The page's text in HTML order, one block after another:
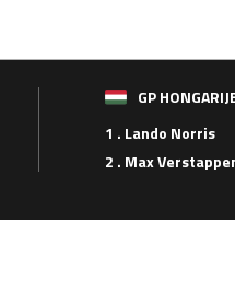
GP
1 . Lando Norris
2 . Max